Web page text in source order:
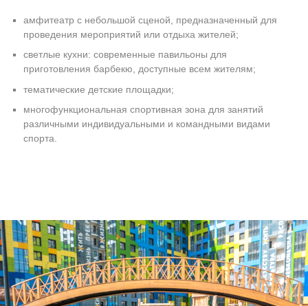
амфитеатр с небольшой сценой, предназначенный для
проведения мероприятий или отдыха жителей;
светлые кухни: современные павильоны для
приготовления барбекю, доступные всем жителям;
тематические детские площадки;
многофункциональная спортивная зона для занятий
различными индивидуальными и командными видами
спорта.